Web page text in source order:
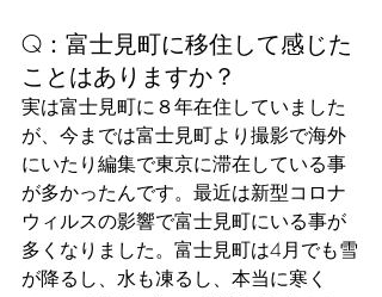
Q：富士見町に移住して感じた
ことはありますか？
実は富士見町に８年在住していました
が、今までは富士見町より撮影で海外
にいたり編集で東京に滞在している事
が多かったんです。最近は新型コロナ
ウィルスの影響で富士見町にいる事が
多くなりました。富士見町は4月でも雪
が降るし、水も凍るし、本当に寒く